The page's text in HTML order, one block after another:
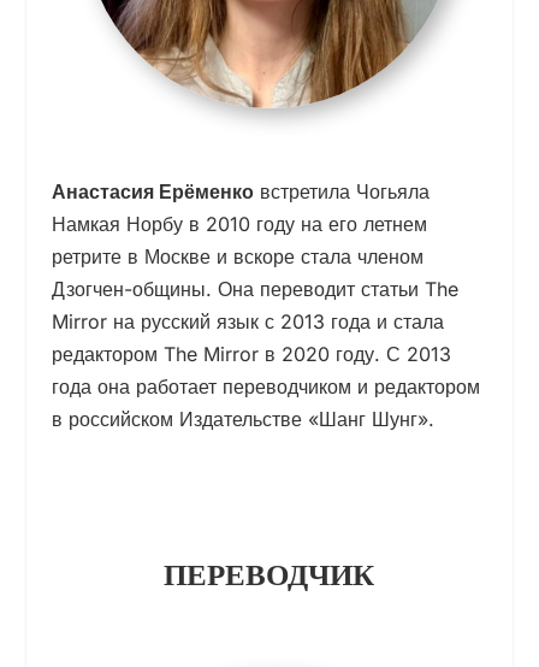
Анастасия Ерёменковстретила Чогьяла
Намкая Норбу в 2010 году на его летнем
ретрите в Москве и вскоре стала членом
Дзогчен-общины. Она переводит статьи The
Mirror на русский язык с 2013 года и стала
редактором The Mirror в 2020 году. С 2013
года она работает переводчиком и редактором
в российском Издательстве «Шанг Шунг».
ПЕРЕВОДЧИК